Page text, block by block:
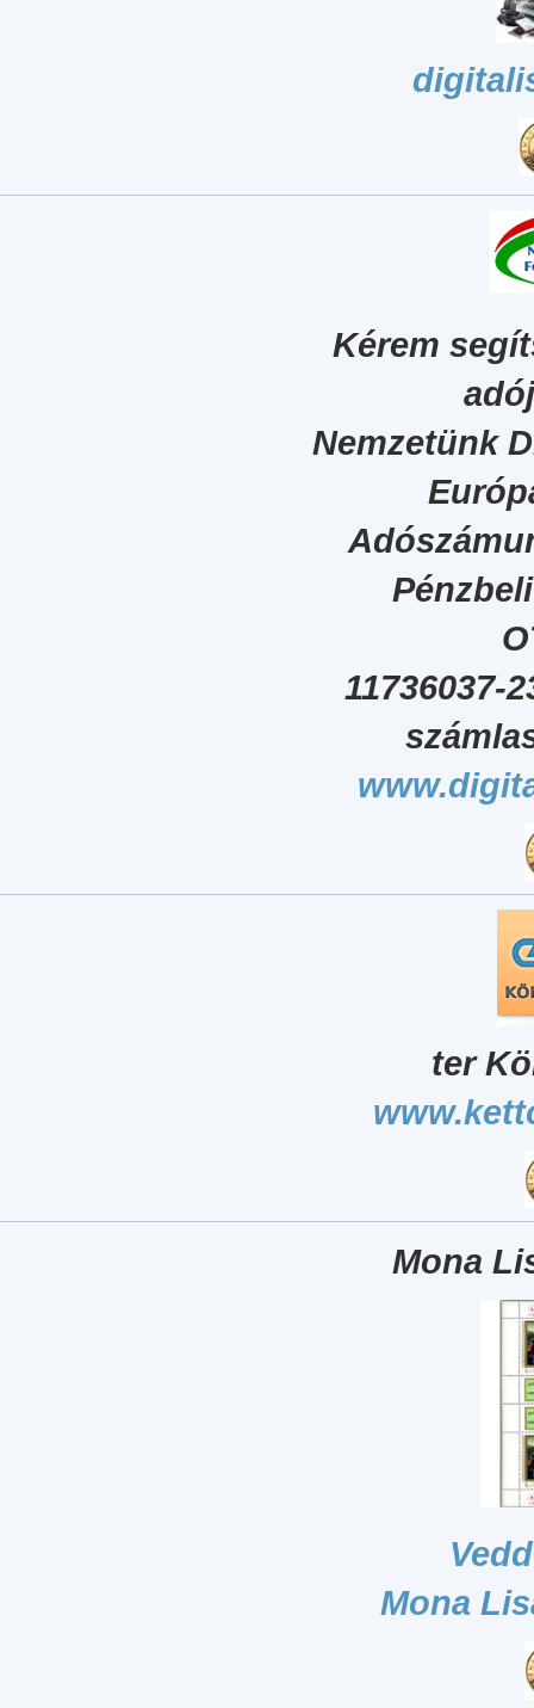
Kérem
Nemzetünk
11736037-
ter
Mona
Mona